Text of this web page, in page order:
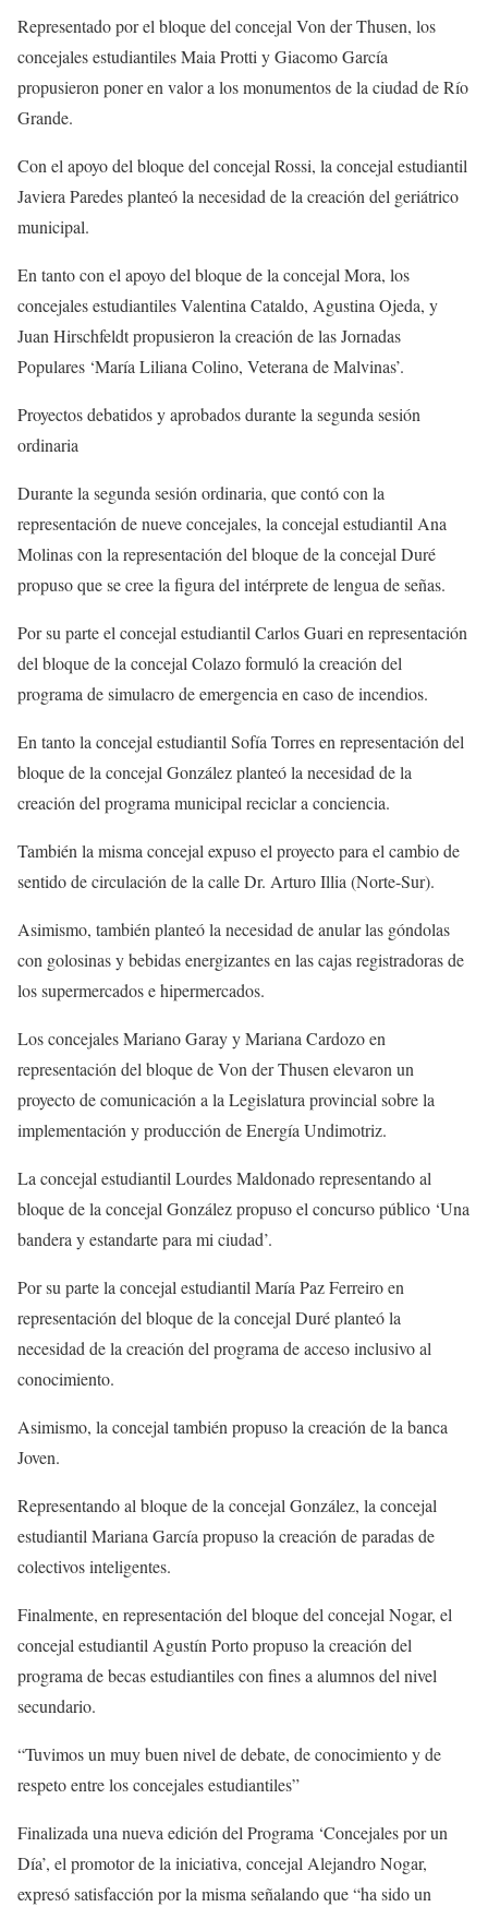
Representado por el bloque del concejal Von der Thusen, los
concejales estudiantiles Maia Protti y Giacomo García
propusieron poner en valor a los monumentos de la ciudad de Río
Grande.
Con el apoyo del bloque del concejal Rossi, la concejal estudiantil
Javiera Paredes planteó la necesidad de la creación del geriátrico
municipal.
En tanto con el apoyo del bloque de la concejal Mora, los
concejales estudiantiles Valentina Cataldo, Agustina Ojeda, y
Juan Hirschfeldt propusieron la creación de las Jornadas
Populares ‘María Liliana Colino, Veterana de Malvinas’.
Proyectos debatidos y aprobados durante la segunda sesión
ordinaria
Durante la segunda sesión ordinaria, que contó con la
representación de nueve concejales, la concejal estudiantil Ana
Molinas con la representación del bloque de la concejal Duré
propuso que se cree la figura del intérprete de lengua de señas.
Por su parte el concejal estudiantil Carlos Guari en representación
del bloque de la concejal Colazo formuló la creación del
programa de simulacro de emergencia en caso de incendios.
En tanto la concejal estudiantil Sofía Torres en representación del
bloque de la concejal González planteó la necesidad de la
creación del programa municipal reciclar a conciencia.
También la misma concejal expuso el proyecto para el cambio de
sentido de circulación de la calle Dr. Arturo Illia (Norte-Sur).
Asimismo, también planteó la necesidad de anular las góndolas
con golosinas y bebidas energizantes en las cajas registradoras de
los supermercados e hipermercados.
Los concejales Mariano Garay y Mariana Cardozo en
representación del bloque de Von der Thusen elevaron un
proyecto de comunicación a la Legislatura provincial sobre la
implementación y producción de Energía Undimotriz.
La concejal estudiantil Lourdes Maldonado representando al
bloque de la concejal González propuso el concurso público ‘Una
bandera y estandarte para mi ciudad’.
Por su parte la concejal estudiantil María Paz Ferreiro en
representación del bloque de la concejal Duré planteó la
necesidad de la creación del programa de acceso inclusivo al
conocimiento.
Asimismo, la concejal también propuso la creación de la banca
Joven.
Representando al bloque de la concejal González, la concejal
estudiantil Mariana García propuso la creación de paradas de
colectivos inteligentes.
Finalmente, en representación del bloque del concejal Nogar, el
concejal estudiantil Agustín Porto propuso la creación del
programa de becas estudiantiles con fines a alumnos del nivel
secundario.
“Tuvimos un muy buen nivel de debate, de conocimiento y de
respeto entre los concejales estudiantiles”
Finalizada una nueva edición del Programa ‘Concejales por un
Día’, el promotor de la iniciativa, concejal Alejandro Nogar,
expresó satisfacción por la misma señalando que “ha sido un